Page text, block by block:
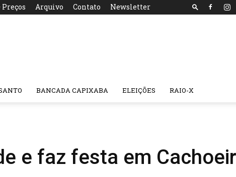
Arquivo Contato Newsletter
BANCADA CAPIXABA ELEIÇÕES RAIO-X
e faz festa em